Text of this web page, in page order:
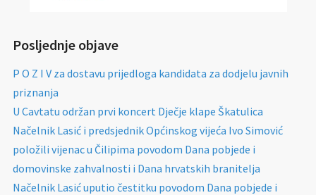
Posljednje objave
P O Z I V za dostavu prijedloga kandidata za dodjelu javnih
priznanja
U Cavtatu održan prvi koncert Dječje klape Škatulica
Načelnik Lasić i predsjednik Općinskog vijeća Ivo Simović
položili vijenac u Čilipima povodom Dana pobjede i
domovinske zahvalnosti i Dana hrvatskih branitelja
Načelnik Lasić uputio čestitku povodom Dana pobjede i